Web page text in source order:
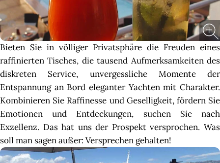
Bieten Sie in völliger Privatsphäre die Freuden eines
raffinierten Tisches, die tausend Aufmerksamkeiten des
diskreten Service, unvergessliche Momente der
Entspannung an Bord eleganter Yachten mit Charakter.
Kombinieren Sie Raffinesse und Geselligkeit, fördern Sie
Emotionen und Entdeckungen, suchen Sie nach
Exzellenz. Das hat uns der Prospekt versprochen. Was
soll man sagen außer: Versprechen gehalten!